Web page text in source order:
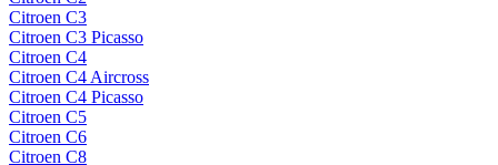
Citroen C3
Citroen C3 Picasso
Citroen C4
Citroen C4 Aircross
Citroen C4 Picasso
Citroen C5
Citroen C6
Citroen C8